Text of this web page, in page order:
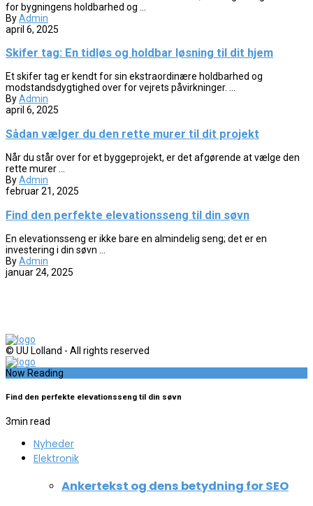
for bygningens holdbarhed og ...
ByAdmin
april 6, 2025
Skifer tag: En tidløs og holdbar løsning til dit hjem
Et skifer tag er kendt for sin ekstraordinære holdbarhed og
modstandsdygtighed over for vejrets påvirkninger. ...
ByAdmin
april 6, 2025
Sådan vælger du den rette murer til dit projekt
Når du står over for et byggeprojekt, er det afgørende at vælge den
rette murer ...
ByAdmin
februar 21, 2025
Find den perfekte elevationsseng til din søvn
En elevationsseng er ikke bare en almindelig seng; det er en
investering i din søvn ...
ByAdmin
januar 24, 2025
© UU Lolland - All rights reserved
Now Reading
Find den perfekte elevationsseng til din søvn
3min read
Nyheder
Elektronik
Ankertekst og dens betydning for SEO